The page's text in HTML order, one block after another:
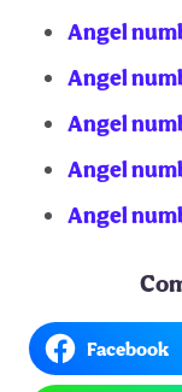
Angel
Angel
Angel
Angel
Angel
Facebook